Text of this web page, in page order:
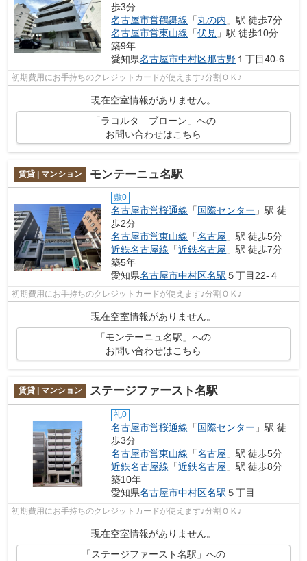
歩3分
名古屋市営鶴舞線 「丸の内 」駅 徒歩7分
名古屋市営東山線 「伏見 」駅 徒歩10分
築9年
愛知県名古屋市中村区那古野 １丁目40-6
初期費用にお手持ちのクレジットカードが使えます♪分割ＯＫ♪
現在空室情報がありません。
「ラコルタ ブローン」への
お問い合わせはこちら
賃貸 | マンション モンテーニュ名駅
敷0
名古屋市営桜通線 「国際センター 」駅 徒
歩2分
名古屋市営東山線 「名古屋 」駅 徒歩5分
近鉄名古屋線 「近鉄名古屋 」駅 徒歩7分
築5年
愛知県名古屋市中村区名駅 ５丁目22-４
初期費用にお手持ちのクレジットカードが使えます♪分割ＯＫ♪
現在空室情報がありません。
「モンテーニュ名駅」への
お問い合わせはこちら
賃貸 | マンション ステージファースト名駅
礼0
名古屋市営桜通線 「国際センター 」駅 徒
歩3分
名古屋市営東山線 「名古屋 」駅 徒歩5分
近鉄名古屋線 「近鉄名古屋 」駅 徒歩8分
築10年
愛知県名古屋市中村区名駅 ５丁目
初期費用にお手持ちのクレジットカードが使えます♪分割ＯＫ♪
現在空室情報がありません。
「ステージファースト名駅」への